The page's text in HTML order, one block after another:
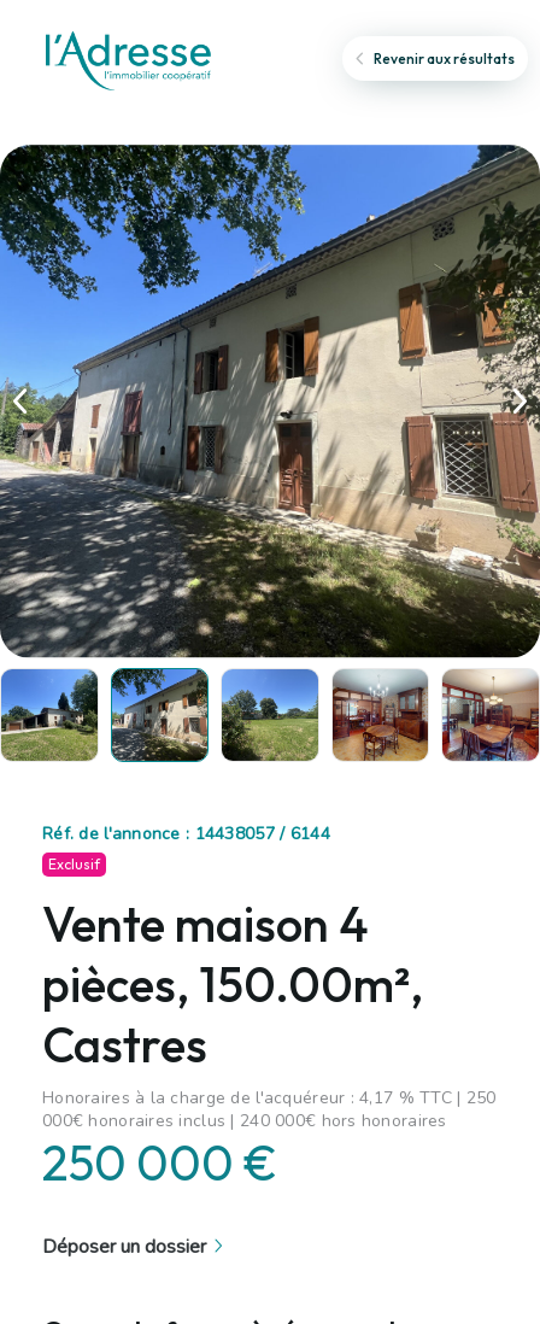
Revenir aux résultats
Réf. de l'annonce : 14438057 / 6144
Exclusif
Vente maison 4
pièces, 150.00m²,
Castres
Honoraires à la charge de l'acquéreur : 4,17 % TTC | 250
000€ honoraires inclus | 240 000€ hors honoraires
250 000 €
Déposer un dossier